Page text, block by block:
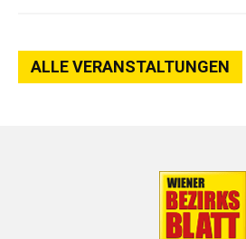
ALLE VERANSTALTUNGEN